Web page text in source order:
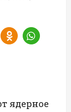
ядерное